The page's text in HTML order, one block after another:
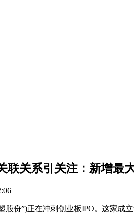
联关系引关注：新增最
份”)正在冲刺创业板IPO。这家成